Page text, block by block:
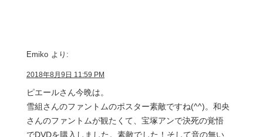
Emiko より:
2018年8月9日 11:59 PM
ピエールさん今晩は。
雪組さんのファントムのポスター素敵ですね(^^)。和央
さんのファントムが観たくて、宝塚アンで決死の覚悟
でDVDを購入しました。素敵でした！そして音の無い